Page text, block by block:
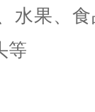
水果、
等